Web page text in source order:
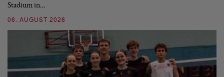
Stadium in…
06. AUGUST 2026